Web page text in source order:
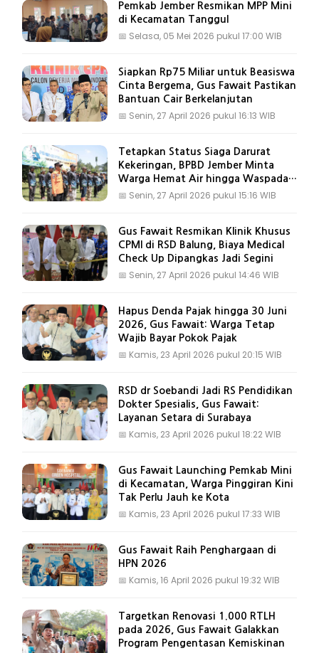
Pemkab Jember Resmikan MPP Mini
di Kecamatan Tanggul
📅 Selasa, 05 Mei 2026 pukul 17:00 WIB
Siapkan Rp75 Miliar untuk Beasiswa
Cinta Bergema, Gus Fawait Pastikan
Bantuan Cair Berkelanjutan
📅 Senin, 27 April 2026 pukul 16:13 WIB
Tetapkan Status Siaga Darurat
Kekeringan, BPBD Jember Minta
Warga Hemat Air hingga Waspada
Karhutla
📅 Senin, 27 April 2026 pukul 15:16 WIB
Gus Fawait Resmikan Klinik Khusus
CPMI di RSD Balung, Biaya Medical
Check Up Dipangkas Jadi Segini
📅 Senin, 27 April 2026 pukul 14:46 WIB
Hapus Denda Pajak hingga 30 Juni
2026, Gus Fawait: Warga Tetap
Wajib Bayar Pokok Pajak
📅 Kamis, 23 April 2026 pukul 20:15 WIB
RSD dr Soebandi Jadi RS Pendidikan
Dokter Spesialis, Gus Fawait:
Layanan Setara di Surabaya
📅 Kamis, 23 April 2026 pukul 18:22 WIB
Gus Fawait Launching Pemkab Mini
di Kecamatan, Warga Pinggiran Kini
Tak Perlu Jauh ke Kota
📅 Kamis, 23 April 2026 pukul 17:33 WIB
Gus Fawait Raih Penghargaan di
HPN 2026
📅 Kamis, 16 April 2026 pukul 19:32 WIB
Targetkan Renovasi 1.000 RTLH
pada 2026, Gus Fawait Galakkan
Program Pengentasan Kemiskinan